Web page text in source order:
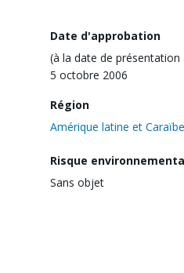
Date d'approbation
(à la date de présentation
5 octobre 2006
Région
Amérique latine et
Risque
Sans objet